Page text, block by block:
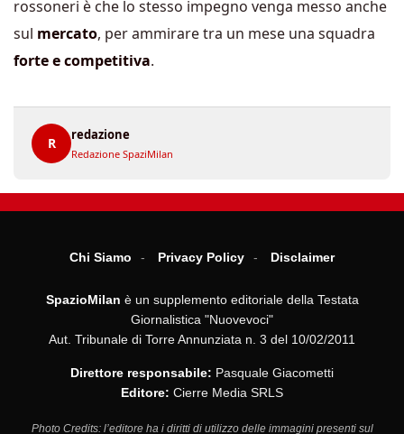
rossoneri è che lo stesso impegno venga messo anche
sul mercato, per ammirare tra un mese una squadra
forte e competitiva.
R
redazione
Redazione SpaziMilan
Chi Siamo Privacy Policy Disclaimer
SpazioMilan è un supplemento editoriale della Testata
Giornalistica "Nuovevoci"
Aut. Tribunale di Torre Annunziata n. 3 del 10/02/2011
Direttore responsabile: Pasquale Giacometti
Editore: Cierre Media SRLS
Photo Credits: l’editore ha i diritti di utilizzo delle immagini presenti sul